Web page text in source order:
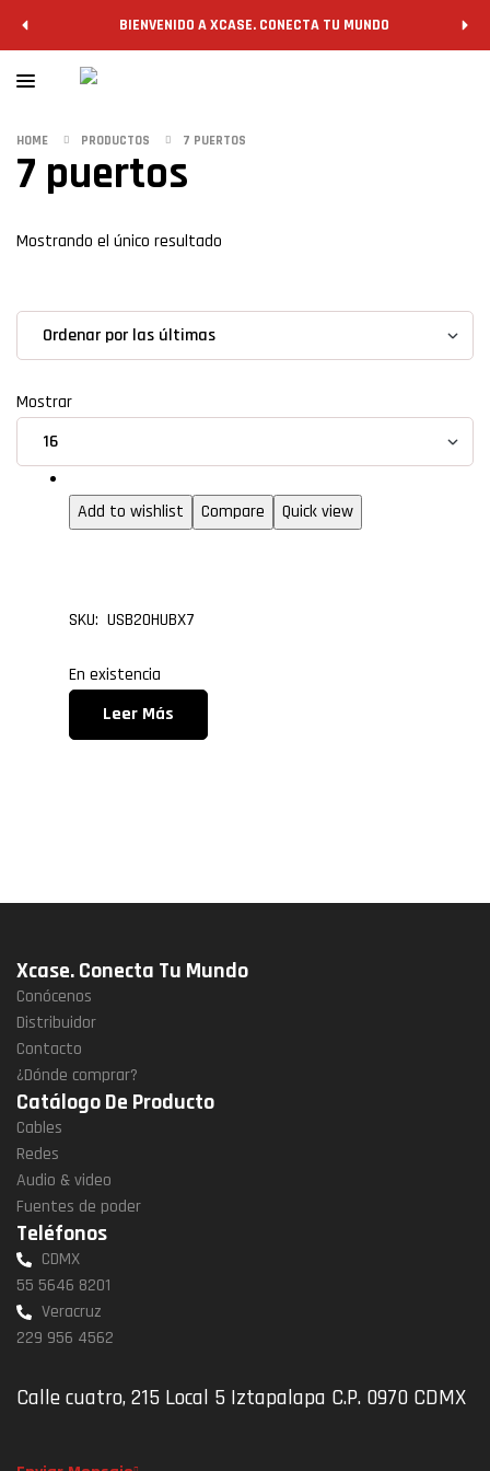
BIENVENIDO A XCASE. CONECTA TU MUNDO
HOME PRODUCTOS 7 PUERTOS
7 puertos
Mostrando el único resultado
Mostrar
Add to wishlist
Compare Quick view
SKU: USB20HUBX7
En existencia
Leer Más
Xcase. Conecta Tu Mundo
Conócenos
Distribuidor
Contacto
¿Dónde comprar?
Catálogo De Producto
Cables
Redes
Audio & video
Fuentes de poder
Teléfonos
CDMX
55 5646 8201
Veracruz
229 956 4562
Calle cuatro, 215 Local 5 Iztapalapa C.P. 0970 CDMX